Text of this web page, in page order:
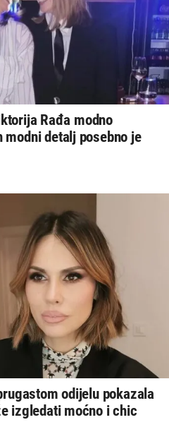
Rađa modno
modni detalj posebno je
odijelu pokazala
izgledati moćno i chic